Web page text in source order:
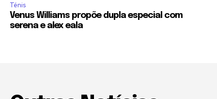
Ténis
Venus Williams propõe dupla especial com
serena e alex eala